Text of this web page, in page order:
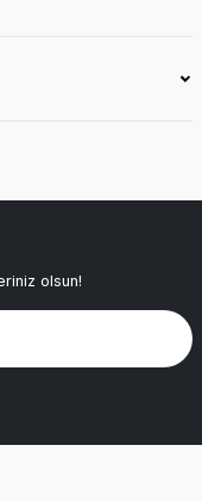
olsun!